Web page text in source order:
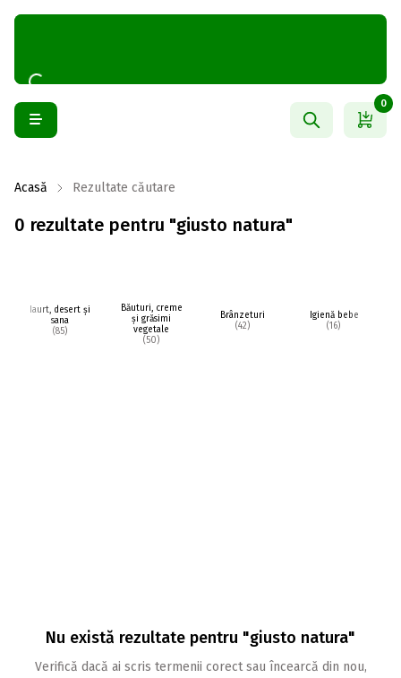
0
Acasă Rezultate căutare
0 rezultate pentru "giusto natura"
Iaurt, desert și
sana
(85)
Băuturi, creme
și grăsimi
vegetale
(50)
Brânzeturi
(42)
Igienă bebe
(16)
Nu există rezultate pentru "giusto natura"
Verifică dacă ai scris termenii corect sau încearcă din nou,